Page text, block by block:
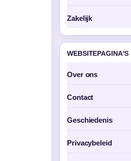
Zakelijk
WEBSITEPAGINA'S
Over ons
Contact
Geschiedenis
Privacybeleid